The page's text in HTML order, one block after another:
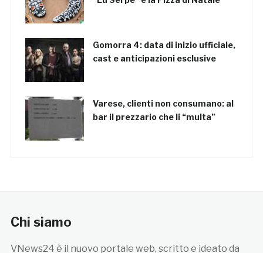
Gomorra 4: data di inizio ufficiale,
cast e anticipazioni esclusive
Varese, clienti non consumano: al
bar il prezzario che li “multa”
Chi siamo
VNews24 è il nuovo portale web, scritto e ideato da